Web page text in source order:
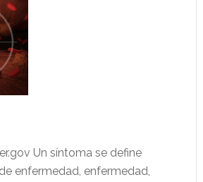
Un síntoma se define
enfermedad, enfermedad,